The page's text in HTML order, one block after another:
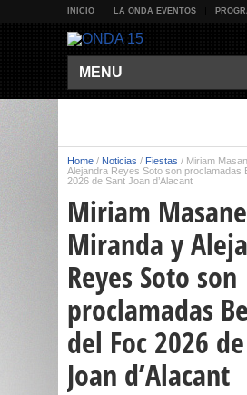
INICIO LA ONDA EVENTOS
MENU
Home / Noticias / Fiestas / Miriam
Alejandra Reyes Soto son proclamadas
2026 de Sant Joan d’Alacant
Miriam
Miranda y
Reyes Soto son
proclamadas
del Foc 2026
Joan d’Alacant